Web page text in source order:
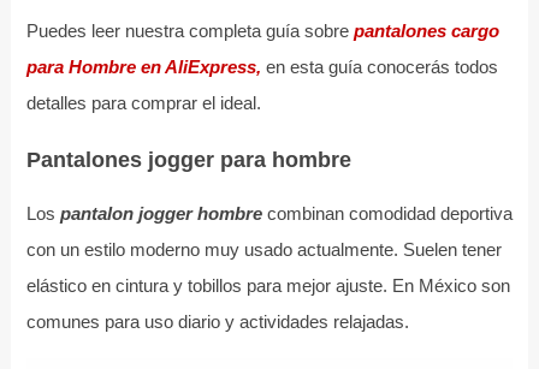
Puedes leer nuestra completa guía sobre pantalones cargo
para Hombre en AliExpress, en esta guía conocerás todos
detalles para comprar el ideal.
Pantalones jogger para hombre
Los pantalon jogger hombrecombinan comodidad deportiva
con un estilo moderno muy usado actualmente. Suelen tener
elástico en cintura y tobillos para mejor ajuste. En México son
comunes para uso diario y actividades relajadas.